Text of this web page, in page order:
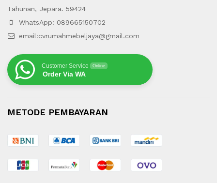
Tahunan, Jepara. 59424
WhatsApp: 089665150702
email:cvrumahmebeljaya@gmail.com
Customer Service Online
Order Via WA
METODE PEMBAYARAN